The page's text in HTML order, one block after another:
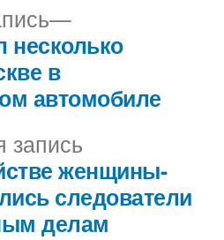
запись:
женщины-
следователи
делам
Следующая
запись:
несколько
в
автомобиле